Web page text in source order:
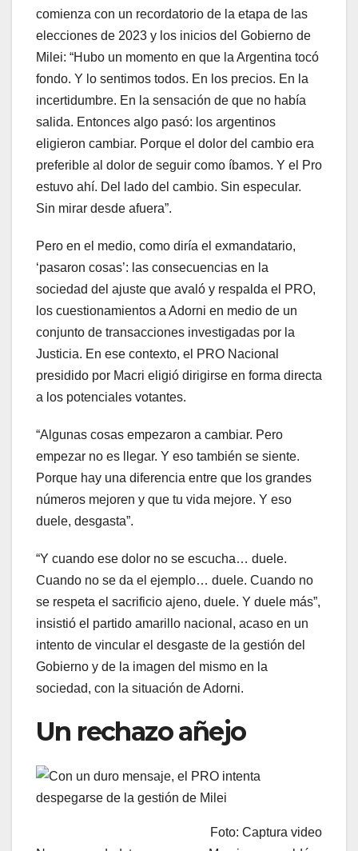
comienza con un recordatorio de la etapa de las
elecciones de 2023 y los inicios del Gobierno de
Milei: “Hubo un momento en que la Argentina tocó
fondo. Y lo sentimos todos. En los precios. En la
incertidumbre. En la sensación de que no había
salida. Entonces algo pasó: los argentinos
eligieron cambiar. Porque el dolor del cambio era
preferible al dolor de seguir como íbamos. Y el Pro
estuvo ahí. Del lado del cambio. Sin especular.
Sin mirar desde afuera”.
Pero en el medio, como diría el exmandatario,
‘pasaron cosas’: las consecuencias en la
sociedad del ajuste que avaló y respalda el PRO,
los cuestionamientos a Adorni en medio de un
conjunto de transacciones investigadas por la
Justicia. En ese contexto, el PRO Nacional
presidido por Macri eligió dirigirse en forma directa
a los potenciales votantes.
“Algunas cosas empezaron a cambiar. Pero
empezar no es llegar. Y eso también se siente.
Porque hay una diferencia entre que los grandes
números mejoren y que tu vida mejore. Y eso
duele, desgasta”.
“Y cuando ese dolor no se escucha… duele.
Cuando no se da el ejemplo… duele. Cuando no
se respeta el sacrificio ajeno, duele. Y duele más”,
insistió el partido amarillo nacional, acaso en un
intento de vincular el desgaste de la gestión del
Gobierno y de la imagen del mismo en la
sociedad, con la situación de Adorni.
Un rechazo añejo
Foto: Captura video